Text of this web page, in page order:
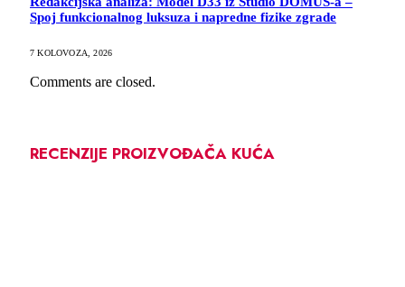
Spoj funkcionalnog luksuza i napredne fizike zgrade
7 KOLOVOZA, 2026
Comments are closed.
RECENZIJE PROIZVOĐAČA KUĆA